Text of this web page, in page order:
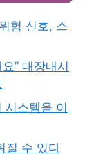
험 신호, 스
” 대장내시
시스템을 이
질 수 있다